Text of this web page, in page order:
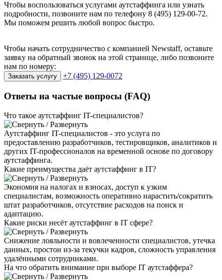
Чтобы воспользоваться услугами аутстаффинга или узнать
подробности, позвоните нам по телефону 8 (495) 129-00-72.
Мы поможем решить любой вопрос быстро.
Чтобы начать сотрудничество с компанией Newstaff, оставьте
заявку на обратный звонок на этой странице, либо позвоните
нам по номеру:
Заказать услугу +7 (495) 129-0072
Ответы на частые вопросы (FAQ)
Что такое аутстаффинг IT-специалистов?
Аутстаффинг IT-специалистов - это услуга по
предоставлению разработчиков, тестировщиков, аналитиков и
других IT-профессионалов на временной основе по договору
аутстаффинга.
Какие преимущества даёт аутстаффинг в IT?
Экономия на налогах и взносах, доступ к узким
специалистам, возможность оперативно нарастить/сократить
штат разработчиков, отсутствие расходов на поиск и
адаптацию.
Какие риски несёт аутстаффинг в IT сфере?
Снижение лояльности и вовлеченности специалистов, утечка
данных, простои из-за текучки кадров, сложность управления
удалёнными сотрудниками.
На что обратить внимание при выборе IT аутстаффера?